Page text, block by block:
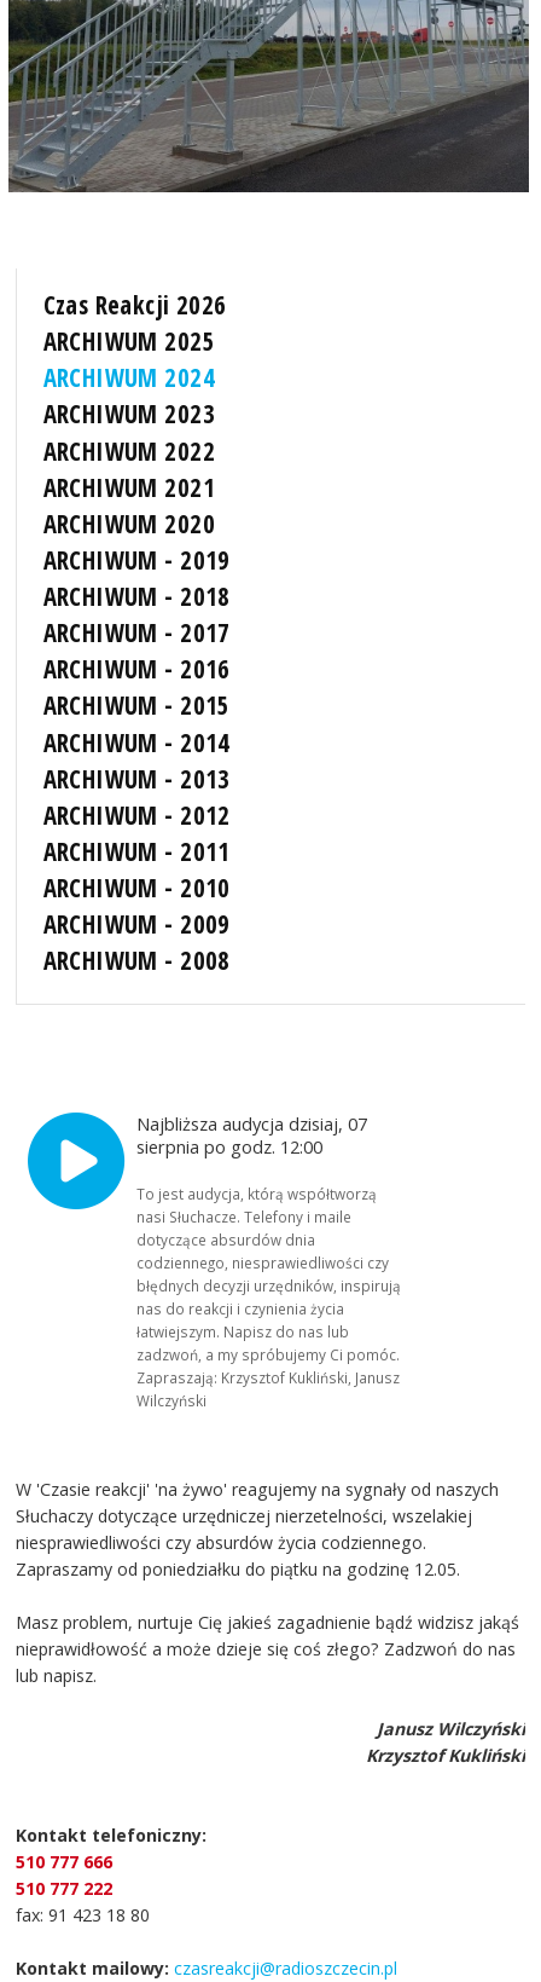
Czas Reakcji 2026
ARCHIWUM 2025
ARCHIWUM 2024
ARCHIWUM 2023
ARCHIWUM 2022
ARCHIWUM 2021
ARCHIWUM 2020
ARCHIWUM - 2019
ARCHIWUM - 2018
ARCHIWUM - 2017
ARCHIWUM - 2016
ARCHIWUM - 2015
ARCHIWUM - 2014
ARCHIWUM - 2013
ARCHIWUM - 2012
ARCHIWUM - 2011
ARCHIWUM - 2010
ARCHIWUM - 2009
ARCHIWUM - 2008
Najbliższa audycja dzisiaj, 07
sierpnia po godz. 12:00
To jest audycja, którą współtworzą
nasi Słuchacze. Telefony i maile
dotyczące absurdów dnia
codziennego, niesprawiedliwości czy
błędnych decyzji urzędników, inspirują
nas do reakcji i czynienia życia
łatwiejszym. Napisz do nas lub
zadzwoń, a my spróbujemy Ci pomóc.
Zapraszają: Krzysztof Kukliński, Janusz
Wilczyński
W 'Czasie reakcji' 'na żywo' reagujemy na sygnały od naszych
Słuchaczy dotyczące urzędniczej nierzetelności, wszelakiej
niesprawiedliwości czy absurdów życia codziennego.
Zapraszamy od poniedziałku do piątku na godzinę 12.05.
Masz problem, nurtuje Cię jakieś zagadnienie bądź widzisz jakąś
nieprawidłowość a może dzieje się coś złego? Zadzwoń do nas
lub napisz.
Janusz Wilczyński
Krzysztof Kukliński
Kontakt telefoniczny:
510 777 666
510 777 222
fax: 91 423 18 80
Kontakt mailowy: czasreakcji@radioszczecin.pl